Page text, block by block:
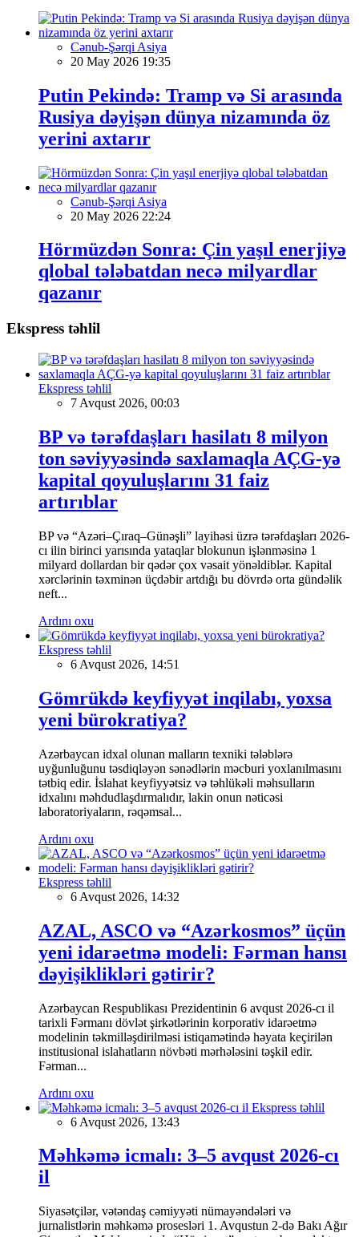
Cənub-Şərqi Asiya
20 May 2026 19:35
Putin Pekində: Tramp və Si arasında
Rusiya dəyişən dünya nizamında öz
yerini axtarır
Cənub-Şərqi Asiya
20 May 2026 22:24
Hörmüzdən Sonra: Çin yaşıl enerjiyə
qlobal tələbatdan necə milyardlar
qazanır
Ekspress təhlil
Ekspress təhlil
7 Avqust 2026, 00:03
BP və tərəfdaşları hasilatı 8 milyon
ton səviyyəsində saxlamaqla AÇG-yə
kapital qoyuluşlarını 31 faiz
artırıblar
BP və “Azəri–Çıraq–Günəşli” layihəsi üzrə tərəfdaşları 2026-
cı ilin birinci yarısında yataqlar blokunun işlənməsinə 1
milyard dollardan bir qədər çox vəsait yönəldiblər. Kapital
xərclərinin təxminən üçdəbir artdığı bu dövrdə orta gündəlik
neft...
Ardını oxu
Ekspress təhlil
6 Avqust 2026, 14:51
Gömrükdə keyfiyyət inqilabı, yoxsa
yeni bürokratiya?
Azərbaycan idxal olunan malların texniki tələblərə
uyğunluğunu təsdiqləyən sənədlərin məcburi yoxlanılmasını
tətbiq edir. İslahat keyfiyyətsiz və təhlükəli məhsulların
idxalını məhdudlaşdırmalıdır, lakin onun nəticəsi
laboratoriyaların, rəqəmsal...
Ardını oxu
Ekspress təhlil
6 Avqust 2026, 14:32
AZAL, ASCO və “Azərkosmos” üçün
yeni idarəetmə modeli: Fərman hansı
dəyişiklikləri gətirir?
Azərbaycan Respublikası Prezidentinin 6 avqust 2026-cı il
tarixli Fərmanı dövlət şirkətlərinin korporativ idarəetmə
modelinin təkmilləşdirilməsi istiqamətində həyata keçirilən
institusional islahatların növbəti mərhələsini təşkil edir.
Fərman...
Ardını oxu
Ekspress təhlil
6 Avqust 2026, 13:43
Məhkəmə icmalı: 3–5 avqust 2026-cı
il
Siyasətçilər, vətəndaş cəmiyyəti nümayəndələri və
jurnalistlərin məhkəmə prosesləri 1. Avqustun 2-də Bakı Ağır